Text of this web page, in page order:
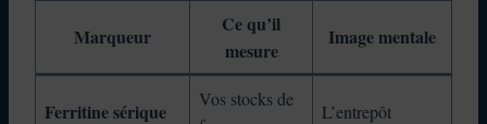
Marqueur
Ce qu’il
mesure
Image mentale
Ferritine sérique
Vos stocks de
L’entrepôt